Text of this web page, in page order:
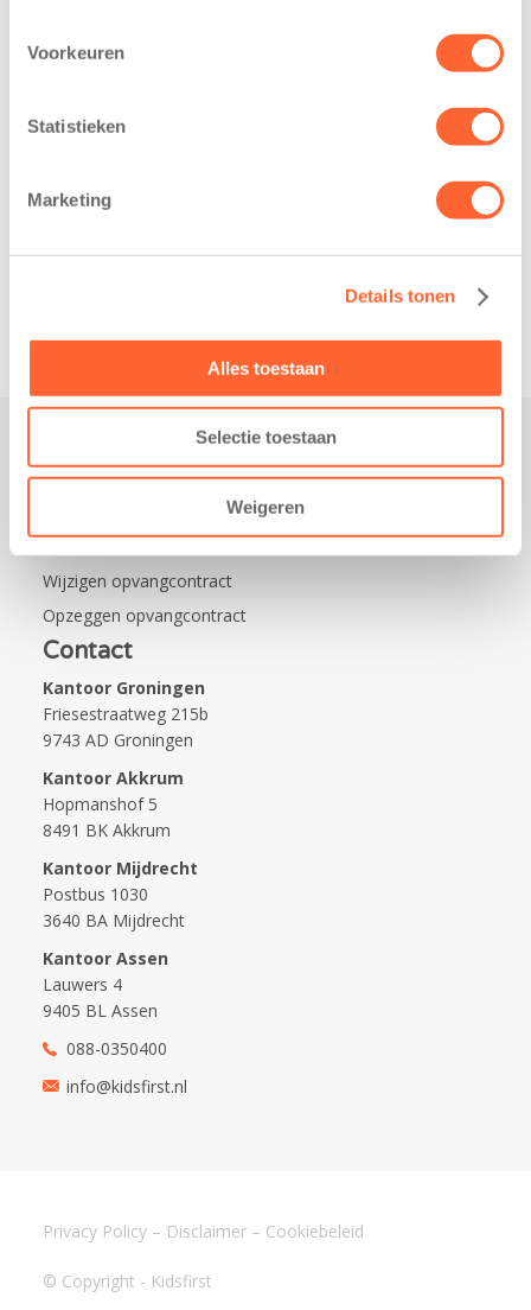
Voorkeuren
Statistieken
Marketing
Details tonen
Alles toestaan
Selectie toestaan
Weigeren
realisatie van een
kindcentrum in
Leeuwarden Zuid.
Na…
Praktisch
Wijzigen opvangcontract
Opzeggen opvangcontract
Contact
Kantoor Groningen
Friesestraatweg 215b
9743 AD Groningen
Kantoor Akkrum
Hopmanshof 5
8491 BK Akkrum
Kantoor Mijdrecht
Postbus 1030
3640 BA Mijdrecht
Kantoor Assen
Lauwers 4
9405 BL Assen
088-0350400
info@kidsfirst.nl
© Copyright - Kidsfirst
Privacy Policy – Disclaimer – Cookiebeleid